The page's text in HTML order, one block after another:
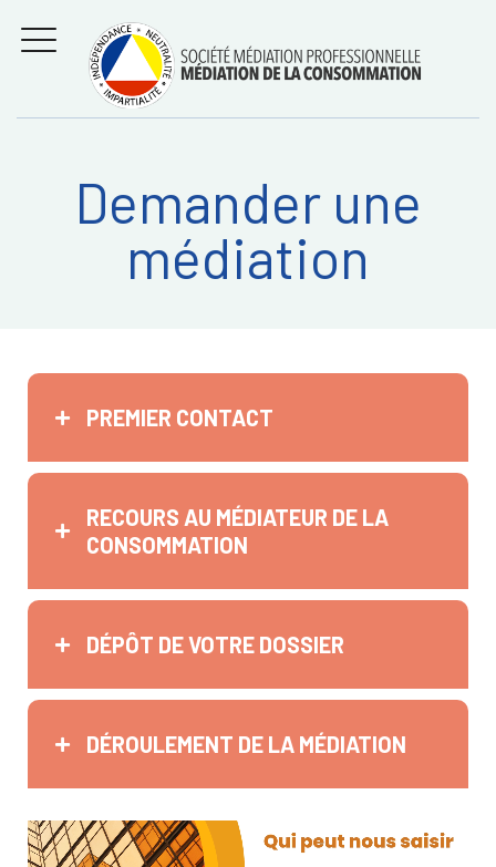
Régler les litiges
entre
consommateurs et
professionnels avec
la médiation de la
consommation
MENU
Recherche
Demander une
médiation
PREMIER CONTACT
RECOURS AU MÉDIATEUR DE LA
CONSOMMATION
DÉPÔT DE VOTRE DOSSIER
DÉROULEMENT DE LA MÉDIATION